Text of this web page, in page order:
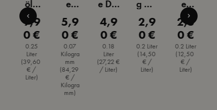
Preis:
öl -
kaltg
epres
st
0.25
Liter
(39,60
€ /
Liter)
Regulärer Preis:
9,9
0 €
er
Gew
ürzm
ix
0.07
Kilogra
mm
(84,29
€ /
Kilogra
mm)
Regulärer Preis:
5,9
0 €
e Dill
Prem
ium
0.18
Liter
(27,22 €
/ Liter)
Regulärer Preis:
4,9
0 €
g Dill
auce
0.2 Liter
(14,50
€ /
Liter)
Regulärer Preis:
2,9
0 €
er
der
Prov
ence
Senf
0.2 Liter
(12,50
€ /
Liter)
Regulärer
2,5
0 €